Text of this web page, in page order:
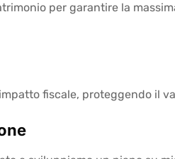
per garantire la
fiscale, proteggendo il